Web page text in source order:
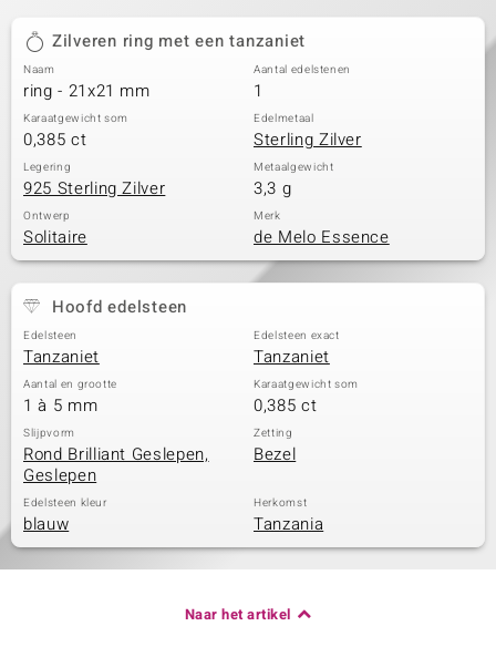
Zilveren ring met een tanzaniet
Naam
ring - 21x21 mm
Aantal edelstenen
1
Karaatgewicht som
0,385 ct
Edelmetaal
Sterling Zilver
Legering
925 Sterling Zilver
Metaalgewicht
3,3 g
Ontwerp
Solitaire
Merk
de Melo Essence
Hoofd edelsteen
Edelsteen
Tanzaniet
Edelsteen exact
Tanzaniet
Aantal en grootte
1 à 5 mm
Karaatgewicht som
0,385 ct
Slijpvorm
Rond Brilliant Geslepen,
Geslepen
Zetting
Bezel
Edelsteen kleur
blauw
Herkomst
Tanzania
Naar het artikel